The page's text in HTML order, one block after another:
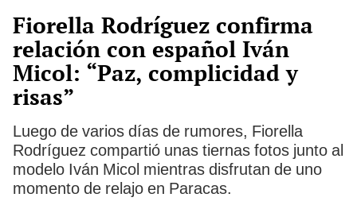
Fiorella Rodríguez confirma
relación con español Iván
Micol: “Paz, complicidad y
risas”
Luego de varios días de rumores, Fiorella
Rodríguez compartió unas tiernas fotos junto al
modelo Iván Micol mientras disfrutan de uno
momento de relajo en Paracas.